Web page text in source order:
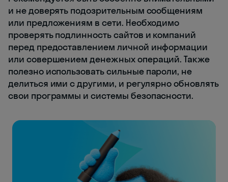
и не доверять подозрительным сообщениям
или предложениям в сети. Необходимо
проверять подлинность сайтов и компаний
перед предоставлением личной информации
или совершением денежных операций. Также
полезно использовать сильные пароли, не
делиться ими с другими, и регулярно обновлять
свои программы и системы безопасности.